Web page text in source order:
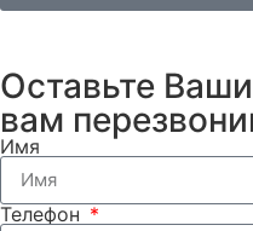
Оставьте
вам
Имя
Телефон